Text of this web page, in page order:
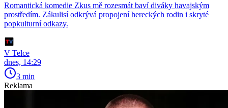
Romantická komedie Zkus mě rozesmát baví diváky havajským
prostředím. Zákulisí odkrývá propojení hereckých rodin i skryté
popkulturní odkazy.
V Telce
dnes, 14:29
3 min
Reklama